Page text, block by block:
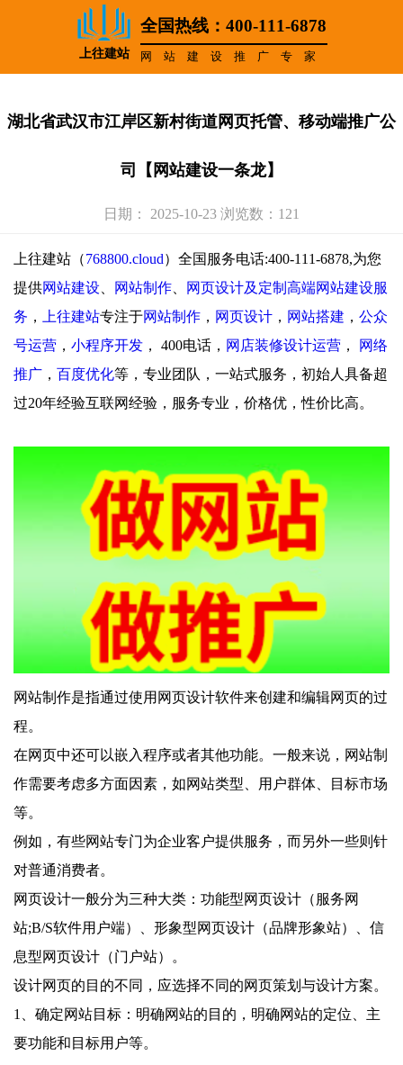
上往建站
全国热线：400-111-6878
网站建设推广专家
湖北省武汉市江岸区新村街道网页托管、移动端推广公
司【网站建设一条龙】
日期： 2025-10-23 浏览数：121
上往建站（768800.cloud）全国服务电话:400-111-6878,为您
提供网站建设 网站制作
网页设计及定制高端网站建设服
务 ， 上往建站专注于网站制作 ， 网页设计 ， 网站搭建 ， 公众
号运营 ， 小程序开发 ， 400电话， 网店装修设计运营 ，
网络
推广 ， 百度优化等，专业团队，一站式服务，初始人具备超
过20年经验互联网经验，服务专业，价格优，性价比高。
网站制作是指通过使用网页设计软件来创建和编辑网页的过
程。
在网页中还可以嵌入程序或者其他功能。一般来说，网站制
作需要考虑多方面因素，如网站类型、用户群体、目标市场
等。
例如，有些网站专门为企业客户提供服务，而另外一些则针
对普通消费者。
网页设计一般分为三种大类：功能型网页设计（服务网
站;B/S软件用户端）、形象型网页设计（品牌形象站）、信
息型网页设计（门户站）。
设计网页的目的不同，应选择不同的网页策划与设计方案。
1、确定网站目标：明确网站的目的，明确网站的定位、主
要功能和目标用户等。